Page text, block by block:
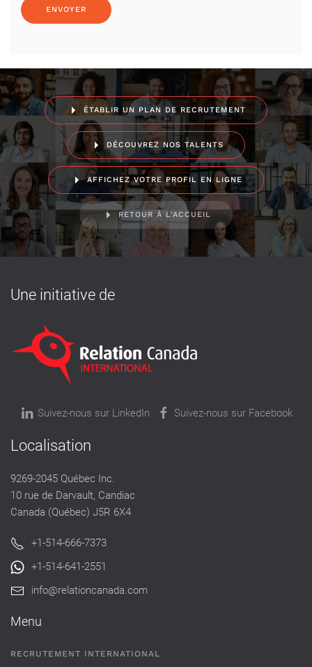
ÉTABLIR UN PLAN DE RECRUTEMENT
DÉCOUVREZ NOS TALENTS
AFFICHEZ VOTRE PROFIL EN LIGNE
RETOUR À L'ACCUEIL
Une initiative de
Suivez-nous sur LinkedIn Suivez-nous sur Facebook
Localisation
9269-2045 Québec Inc.
10 rue de Darvault, Candiac
Canada (Québec) J5R 6X4
+1-514-666-7373
+1-514-641-2551
info@relationcanada.com
Menu
RECRUTEMENT INTERNATIONAL